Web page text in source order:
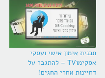
תכנית אימון אישי ועסקי
אסקימוTV – להתגבר על
דחיינות אחרי החגים!